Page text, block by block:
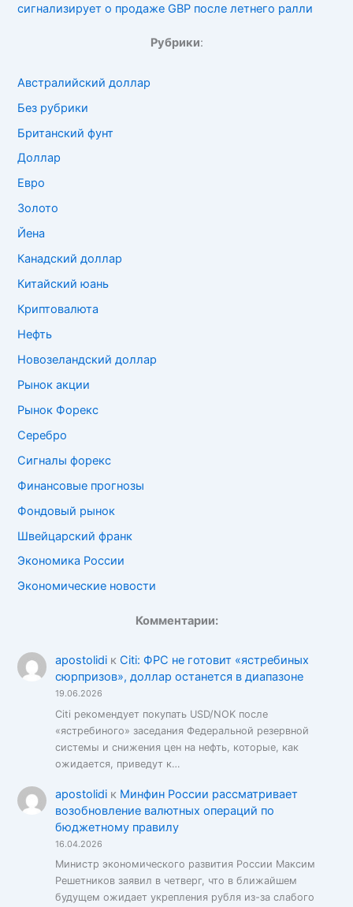
сигнализирует о продаже GBP после летнего ралли
Рубрики:
Австралийский доллар
Без рубрики
Британский фунт
Доллар
Евро
Золото
Йена
Канадский доллар
Китайский юань
Криптовалюта
Нефть
Новозеландский доллар
Рынок акции
Рынок Форекс
Серебро
Сигналы форекс
Финансовые прогнозы
Фондовый рынок
Швейцарский франк
Экономика России
Экономические новости
Комментарии:
apostolidiк Citi: ФРС не готовит «ястребиных
сюрпризов», доллар останется в диапазоне
19.06.2026
Citi рекомендует покупать USD/NOK после
«ястребиного» заседания Федеральной резервной
системы и снижения цен на нефть, которые, как
ожидается, приведут к…
apostolidiк Минфин России рассматривает
возобновление валютных операций по
бюджетному правилу
16.04.2026
Министр экономического развития России Максим
Решетников заявил в четверг, что в ближайшем
будущем ожидает укрепления рубля из-за слабого